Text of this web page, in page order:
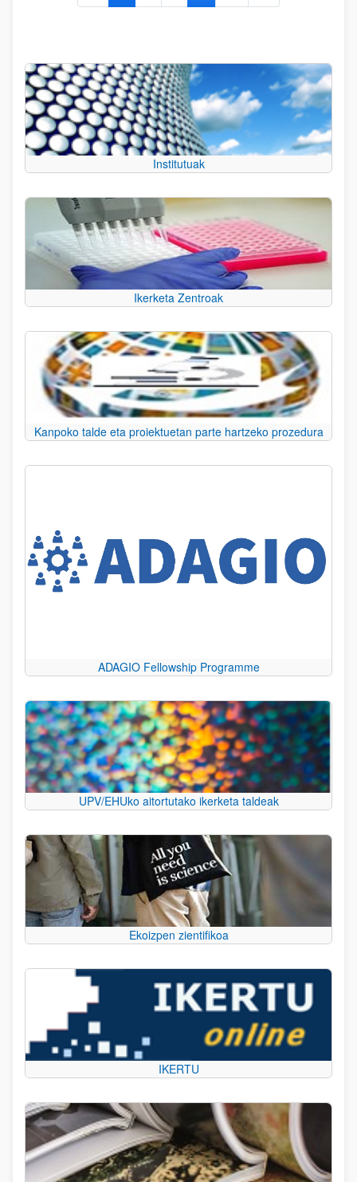
Institutuak
Ikerketa Zentroak
Kanpoko talde eta proiektuetan parte hartzeko prozedura
ADAGIO Fellowship Programme
UPV/EHUko aitortutako ikerketa taldeak
Ekoizpen zientifikoa
IKERTU